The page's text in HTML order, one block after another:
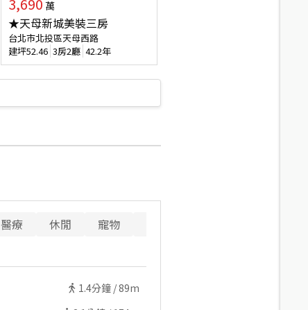
萬
★天母新城美裝三房
台北市北投區天母西路
建坪52.46 3房2廳 42.2年
醫療 休閒 寵物
1.4分鐘 /89m